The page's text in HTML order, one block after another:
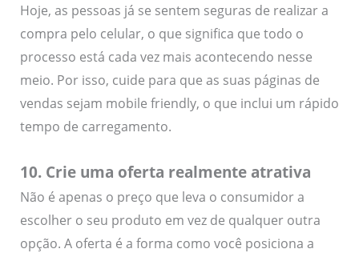
Hoje, as pessoas já se sentem seguras de realizar a
compra pelo celular, o que significa que todo o
processo está cada vez mais acontecendo nesse
meio. Por isso, cuide para que as suas páginas de
vendas sejam mobile friendly, o que inclui um rápido
tempo de carregamento.
10. Crie uma oferta realmente atrativa
Não é apenas o preço que leva o consumidor a
escolher o seu produto em vez de qualquer outra
opção. A oferta é a forma como você posiciona a